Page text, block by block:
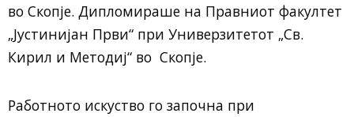
во Скопје. Дипломираше на Правниот факултет
„Јустинијан Први“ при Универзитетот „Св.
Кирил и Методиј“ во Скопје.
Работното искуство го започна при